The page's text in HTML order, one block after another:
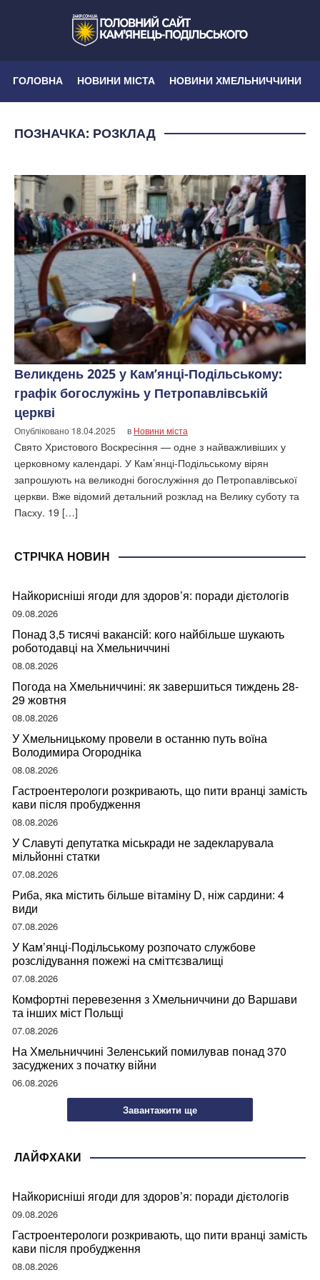
ГОЛОВНА НОВИНИ МІСТА НОВИНИ ХМЕЛЬНИЧЧИНИ
ПОЗНАЧКА: РОЗКЛАД
Великдень 2025 у Кам’янці-Подільському:
графік богослужінь у Петропавлівській
церкві
Опубліковано 18.04.2025 в Новини міста
Свято Христового Воскресіння — одне з найважливіших у
церковному календарі. У Кам’янці-Подільському вірян
запрошують на великодні богослужіння до Петропавлівської
церкви. Вже відомий детальний розклад на Велику суботу та
Пасху. 19 […]
СТРІЧКА НОВИН
Найкорисніші ягоди для здоров’я: поради дієтологів
09.08.2026
Понад 3,5 тисячі вакансій: кого найбільше шукають
роботодавці на Хмельниччині
08.08.2026
Погода на Хмельниччині: як завершиться тиждень 28-
29 жовтня
08.08.2026
У Хмельницькому провели в останню путь воїна
Володимира Огородніка
08.08.2026
Гастроентерологи розкривають, що пити вранці замість
кави після пробудження
08.08.2026
У Славуті депутатка міськради не задекларувала
мільйонні статки
07.08.2026
Риба, яка містить більше вітаміну D, ніж сардини: 4
види
07.08.2026
У Кам’янці-Подільському розпочато службове
розслідування пожежі на сміттєзвалищі
07.08.2026
Комфортні перевезення з Хмельниччини до Варшави
та інших міст Польщі
07.08.2026
На Хмельниччині Зеленський помилував понад 370
засуджених з початку війни
06.08.2026
Завантажити ще
ЛАЙФХАКИ
Найкорисніші ягоди для здоров’я: поради дієтологів
09.08.2026
Гастроентерологи розкривають, що пити вранці замість
кави після пробудження
08.08.2026